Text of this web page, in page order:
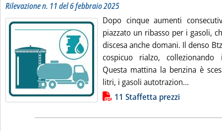
Rilevazione n. 11 del 6 febbraio 2025
Dopo cinque aumenti
piazzato un ribasso per i gasoli,
discesa anche domani. Il denso
cospicuo rialzo, collezionando
Questa mattina la benzina è
litri, i gasoli autotrazion...
Lista allegati PDF alla notizia11 Staffetta prezzi